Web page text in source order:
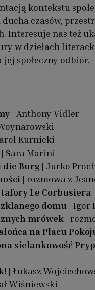
kontekstu
czasów,
Interesuje nas też
w dziełach
społeczny odbiór.
| Anthony Vidler
Kurnicki
| Sara Marini
die Burg | Jurko
| rozmowa z
Le Corbusiera
domu | Igor
mrówek |
na Placu
sielankowość
| Łukasz
Wiśniewski